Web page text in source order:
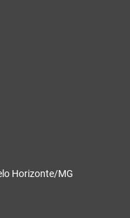
Horizonte/MG